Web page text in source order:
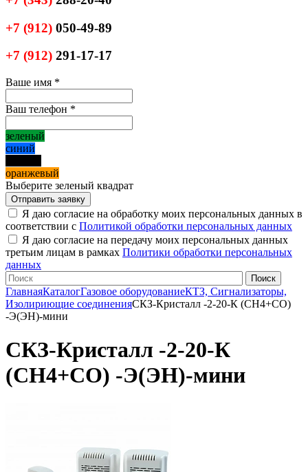
+7 (912) 050-49-89
+7 (912) 291-17-17
Ваше имя *
Ваш телефон *
зеленый
синий
оранжевый
Выберите зеленый квадрат
Я даю согласие на обработку моих персональных данных в
соответствии с Политикой обработки персональных данных
Я даю согласие на передачу моих персональных данных
третьим лицам в рамках Политики обработки персональных
данных
ГлавнаяКаталогГазовое оборудованиеКТЗ, Сигнализаторы,
Изолириющие соединенияСКЗ-Кристалл -2-20-К (СН4+СО)
-Э(ЭН)-мини
СКЗ-Кристалл -2-20-К
(СН4+СО) -Э(ЭН)-мини